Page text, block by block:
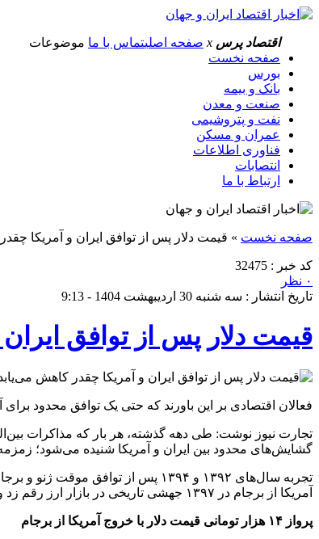
اقتصاد پرس x صفحه اصلیتماس با ما موضوعات
صفحه نخست
بورس
بانک و بیمه
صنعت و معدن
نفت و پتروشیمی
عمران و مسکن
فناوری اطلاعات
انتصابات
ارتباط با ما
صفحه نخست » قیمت دلار پس از توافق ایران و آمریکا
کد خبر : 32475
۰ نظر
تاریخ انتشار : سه شنبه 30 اردیبهشت 1404 - 9:13
قیمت دلار پس از توافق
فعالان اقتصادی بر این باورند که حتی یک توافق محدود برای آزادسازی
تجارت نیوز نوشت: طی دهه گذشته، هر بار که مذاکرات
گشایش‌های محدود بین ایران و آمریکا شنیده می‌شود؛
آمریکا از برجام در ۱۳۹۷ جهشی تاریخی در بازار ارز رقم زد و در نتیجه آن، قیمت دلار تا مرز ۱۸ هزار تومان اوج گرفت.
پرواز ۱۴ هزار تومانی قیمت دلار با خروج آمریکا از برجام